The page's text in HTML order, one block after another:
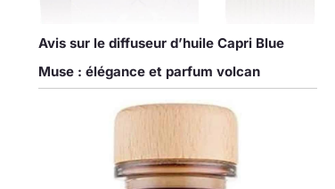
Avis sur le diffuseur d’huile Capri Blue
Muse : élégance et parfum volcan